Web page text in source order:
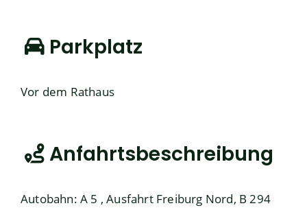
Parkplatz
Vor dem Rathaus
Anfahrtsbeschreibung
Autobahn: A 5 , Ausfahrt Freiburg Nord, B 294